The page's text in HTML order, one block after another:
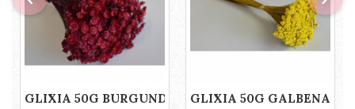
GLIXIA 50G BURGUNDY GLIXIA 50G GALBENA